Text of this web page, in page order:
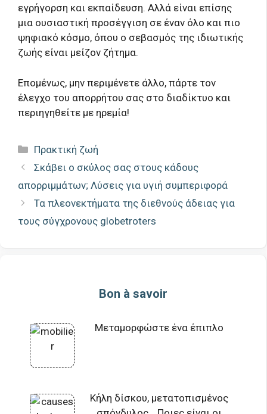
εγρήγορση και εκπαίδευση. Αλλά είναι επίσης
μια ουσιαστική προσέγγιση σε έναν όλο και πιο
ψηφιακό κόσμο, όπου ο σεβασμός της ιδιωτικής
ζωής είναι μείζον ζήτημα.
Επομένως, μην περιμένετε άλλο, πάρτε τον
έλεγχο του απορρήτου σας στο διαδίκτυο και
περιηγηθείτε με ηρεμία!
Κατηγορίες
Πρακτική ζωή
Σκάβει ο σκύλος σας στους κάδους
απορριμμάτων; Λύσεις για υγιή συμπεριφορά
Τα πλεονεκτήματα της διεθνούς άδειας για
τους σύγχρονους globetroters
Bon à savoir
Μεταμορφώστε ένα έπιπλο
Κήλη δίσκου, μετατοπισμένος